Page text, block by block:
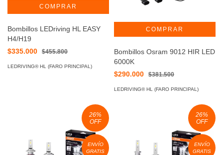
Bombillos LEDriving HL EASY
H4/H19
$335.000
$455.800
LEDRIVING® HL (FARO PRINCIPAL)
Bombillos Osram 9012 HIR LED
6000K
$290.000
$381.500
LEDRIVING® HL (FARO PRINCIPAL)
26%
OFF
ENVÍO
GRATIS
26%
OFF
ENVÍO
GRATIS